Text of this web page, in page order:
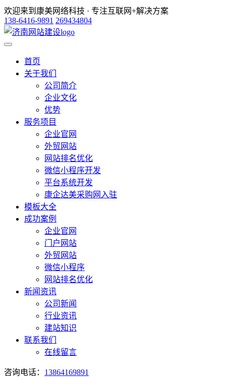
欢迎来到康美网络科技 · 专注互联网+解决方案
138-6416-9891 269434804
首页
关于我们
公司简介
企业文化
优势
服务项目
企业官网
外贸网站
网站排名优化
微信小程序开发
平台系统开发
康企达美采购网入驻
模板大全
成功案例
企业官网
门户网站
外贸网站
微信小程序
网站排名优化
新闻资讯
公司新闻
行业资讯
建站知识
联系我们
在线留言
咨询电话： 13864169891